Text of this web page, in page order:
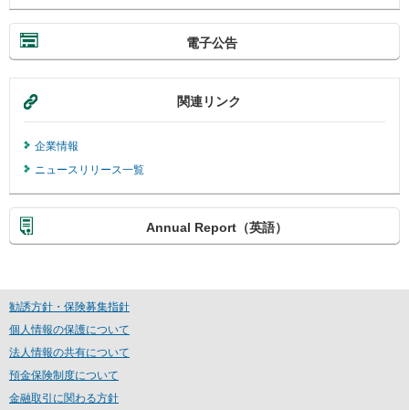
電子公告
関連リンク
企業情報
ニュースリリース一覧
Annual Report（英語）
勧誘方針・保険募集指針
個人情報の保護について
法人情報の共有について
預金保険制度について
金融取引に関わる方針